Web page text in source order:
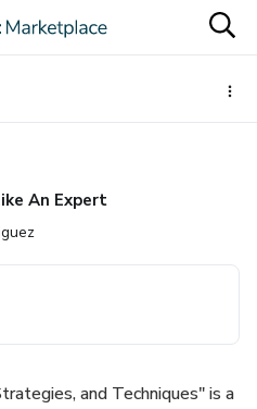
An Expert
and Techniques" is a